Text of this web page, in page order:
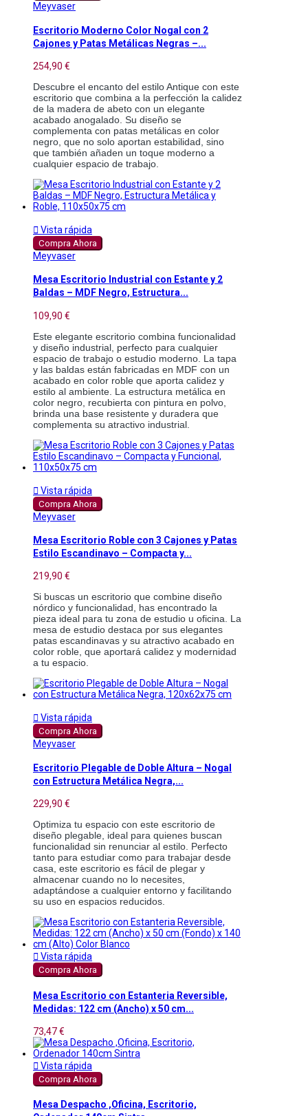
Meyvaser
Escritorio Moderno Color Nogal con 2
Cajones y Patas Metálicas Negras –...
254,90 €
Descubre el encanto del estilo Antique con este
escritorio que combina a la perfección la calidez
de la madera de abeto con un elegante
acabado anogalado. Su diseño se
complementa con patas metálicas en color
negro, que no solo aportan estabilidad, sino
que también añaden un toque moderno a
cualquier espacio de trabajo.
 Vista rápida
Compra Ahora
Meyvaser
Mesa Escritorio Industrial con Estante y 2
Baldas – MDF Negro, Estructura...
109,90 €
Este elegante escritorio combina funcionalidad
y diseño industrial, perfecto para cualquier
espacio de trabajo o estudio moderno. La tapa
y las baldas están fabricadas en MDF con un
acabado en color roble que aporta calidez y
estilo al ambiente. La estructura metálica en
color negro, recubierta con pintura en polvo,
brinda una base resistente y duradera que
complementa su atractivo industrial.
 Vista rápida
Compra Ahora
Meyvaser
Mesa Escritorio Roble con 3 Cajones y Patas
Estilo Escandinavo – Compacta y...
219,90 €
Si buscas un escritorio que combine diseño
nórdico y funcionalidad, has encontrado la
pieza ideal para tu zona de estudio u oficina. La
mesa de estudio destaca por sus elegantes
patas escandinavas y su atractivo acabado en
color roble, que aportará calidez y modernidad
a tu espacio.
 Vista rápida
Compra Ahora
Meyvaser
Escritorio Plegable de Doble Altura – Nogal
con Estructura Metálica Negra,...
229,90 €
Optimiza tu espacio con este escritorio de
diseño plegable, ideal para quienes buscan
funcionalidad sin renunciar al estilo. Perfecto
tanto para estudiar como para trabajar desde
casa, este escritorio es fácil de plegar y
almacenar cuando no lo necesites,
adaptándose a cualquier entorno y facilitando
su uso en espacios reducidos.
 Vista rápida
Compra Ahora
Mesa Escritorio con Estanteria Reversible,
Medidas: 122 cm (Ancho) x 50 cm...
73,47 €
 Vista rápida
Compra Ahora
Mesa Despacho ,Oficina, Escritorio,